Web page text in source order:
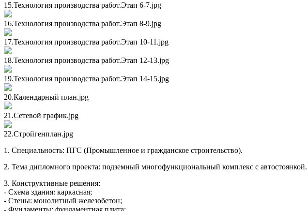
15.Технология производства работ.Этап 6-7.jpg
16.Технология производства работ.Этап 8-9.jpg
17.Технология производства работ.Этап 10-11.jpg
18.Технология производства работ.Этап 12-13.jpg
19.Технология производства работ.Этап 14-15.jpg
20.Календарный план.jpg
21.Сетевой график.jpg
22.Стройгенплан.jpg
1. Специальность: ПГС (Промышленное и гражданское строительство).
2. Тема дипломного проекта: подземный многофункциональный комплекс с автостоянкой.
3. Конструктивные решения:
- Схема здания: каркасная;
- Стены: монолитный железобетон;
- Фундаменты: фундаментная плита;